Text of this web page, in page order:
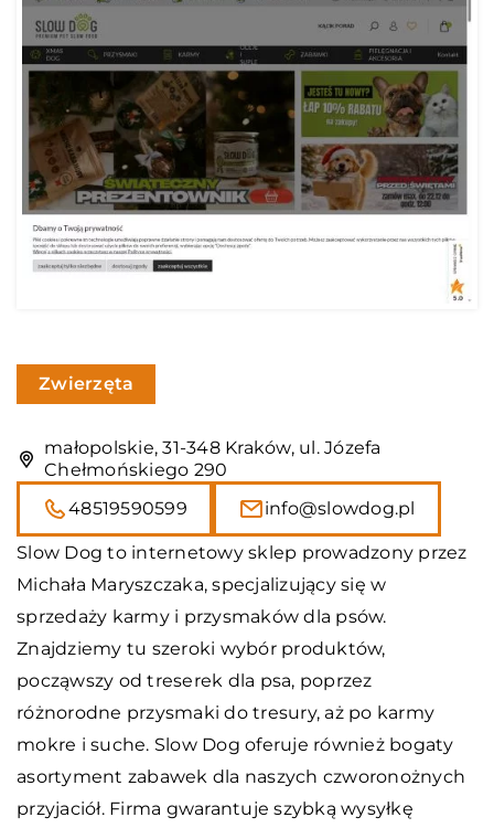
Zwierzęta
małopolskie, 31-348 Kraków, ul. Józefa
Chełmońskiego 290
48519590599
info@slowdog.pl
Slow Dog to internetowy sklep prowadzony przez
Michała Maryszczaka, specjalizujący się w
sprzedaży karmy i przysmaków dla psów.
Znajdziemy tu szeroki wybór produktów,
począwszy od treserek dla psa, poprzez
różnorodne przysmaki do tresury, aż po karmy
mokre i suche. Slow Dog oferuje również bogaty
asortyment zabawek dla naszych czworonożnych
przyjaciół. Firma gwarantuje szybką wysyłkę